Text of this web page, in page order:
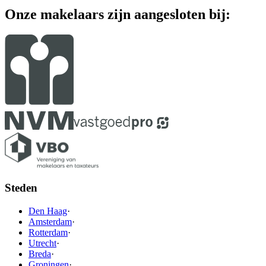
Onze makelaars zijn aangesloten bij:
Steden
Den Haag·
Amsterdam·
Rotterdam·
Utrecht·
Breda·